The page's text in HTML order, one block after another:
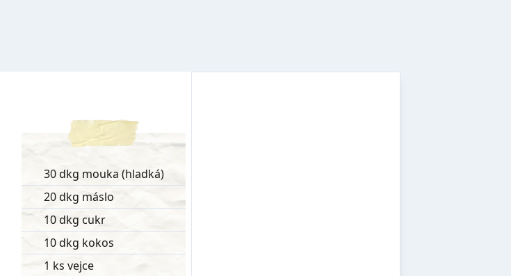
30 dkg mouka (hladká)
20 dkg máslo
10 dkg cukr
10 dkg kokos
1 ks vejce